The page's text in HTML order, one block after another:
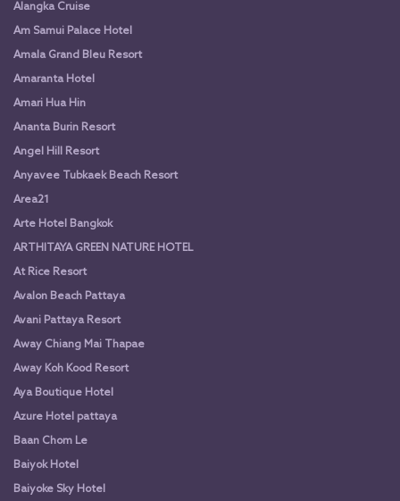
Alangka Cruise
Am Samui Palace Hotel
Amala Grand Bleu Resort
Amaranta Hotel
Amari Hua Hin
Ananta Burin Resort
Angel Hill Resort
Anyavee Tubkaek Beach Resort
Area21
Arte Hotel Bangkok
ARTHITAYA GREEN NATURE HOTEL
At Rice Resort
Avalon Beach Pattaya
Avani Pattaya Resort
Away Chiang Mai Thapae
Away Koh Kood Resort
Aya Boutique Hotel
Azure Hotel pattaya
Baan Chom Le
Baiyok Hotel
Baiyoke Sky Hotel